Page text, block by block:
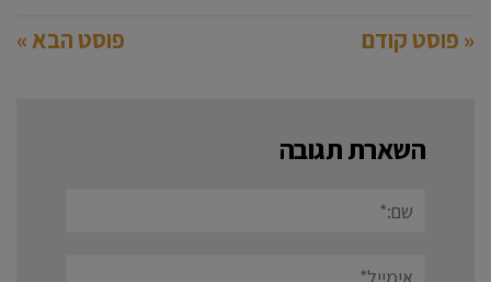
« פוסט קודם פוסט הבא »
השארת תגובה